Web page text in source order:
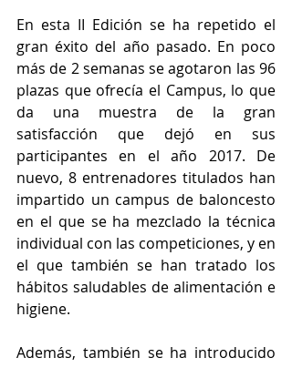
En esta II Edición se ha repetido el
gran éxito del año pasado. En poco
más de 2 semanas se agotaron las 96
plazas que ofrecía el Campus, lo que
da una muestra de la gran
satisfacción que dejó en sus
participantes en el año 2017. De
nuevo, 8 entrenadores titulados han
impartido un campus de baloncesto
en el que se ha mezclado la técnica
individual con las competiciones, y en
el que también se han tratado los
hábitos saludables de alimentación e
higiene.
Además, también se ha introducido